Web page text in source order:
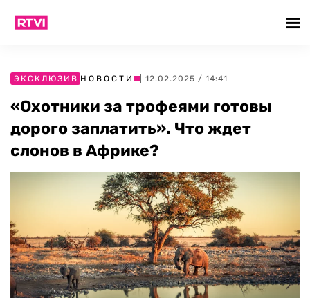
ЭКСКЛЮЗИВ НОВОСТИ | 12.02.2025 / 14:41
«Охотники за трофеями готовы
дорого заплатить». Что ждет
слонов в Африке?